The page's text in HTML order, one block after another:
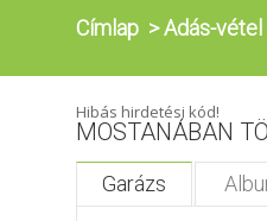
Címlap >Adás-vétel
Hibás hirdetési kód!
MOSTANÁBAN
Garázs